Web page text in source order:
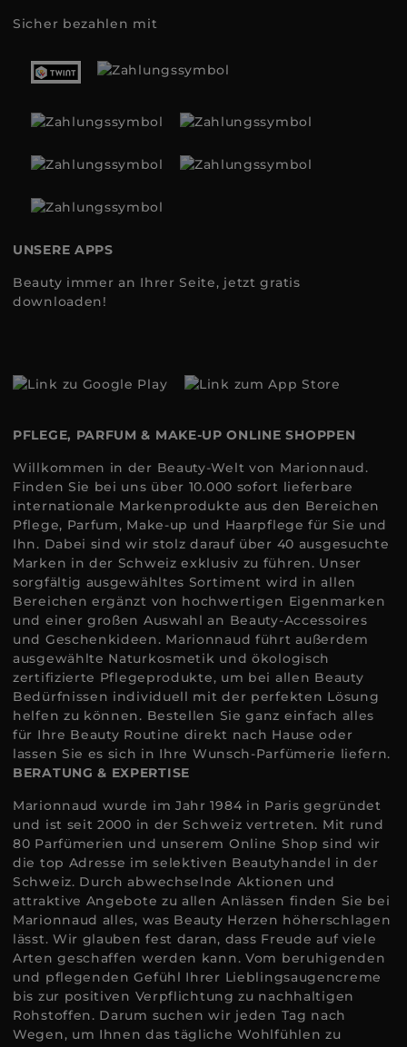
Sicher bezahlen mit
UNSERE APPS
Beauty immer an Ihrer Seite, jetzt gratis
downloaden!
PFLEGE, PARFUM & MAKE-UP ONLINE SHOPPEN
Willkommen in der Beauty-Welt von Marionnaud.
Finden Sie bei uns über 10.000 sofort lieferbare
internationale Markenprodukte aus den Bereichen
Pflege, Parfum, Make-up und Haarpflege für Sie und
Ihn. Dabei sind wir stolz darauf über 40 ausgesuchte
Marken in der Schweiz exklusiv zu führen. Unser
sorgfältig ausgewähltes Sortiment wird in allen
Bereichen ergänzt von hochwertigen Eigenmarken
und einer großen Auswahl an Beauty-Accessoires
und Geschenkideen. Marionnaud führt außerdem
ausgewählte Naturkosmetik und ökologisch
zertifizierte Pflegeprodukte, um bei allen Beauty
Bedürfnissen individuell mit der perfekten Lösung
helfen zu können. Bestellen Sie ganz einfach alles
für Ihre Beauty Routine direkt nach Hause oder
lassen Sie es sich in Ihre Wunsch-Parfümerie liefern.
BERATUNG & EXPERTISE
Marionnaud wurde im Jahr 1984 in Paris gegründet
und ist seit 2000 in der Schweiz vertreten. Mit rund
80 Parfümerien und unserem Online Shop sind wir
die top Adresse im selektiven Beautyhandel in der
Schweiz. Durch abwechselnde Aktionen und
attraktive Angebote zu allen Anlässen finden Sie bei
Marionnaud alles, was Beauty Herzen höherschlagen
lässt. Wir glauben fest daran, dass Freude auf viele
Arten geschaffen werden kann. Vom beruhigenden
und pflegenden Gefühl Ihrer Lieblingsaugencreme
bis zur positiven Verpflichtung zu nachhaltigen
Rohstoffen. Darum suchen wir jeden Tag nach
Wegen, um Ihnen das tägliche Wohlfühlen zu